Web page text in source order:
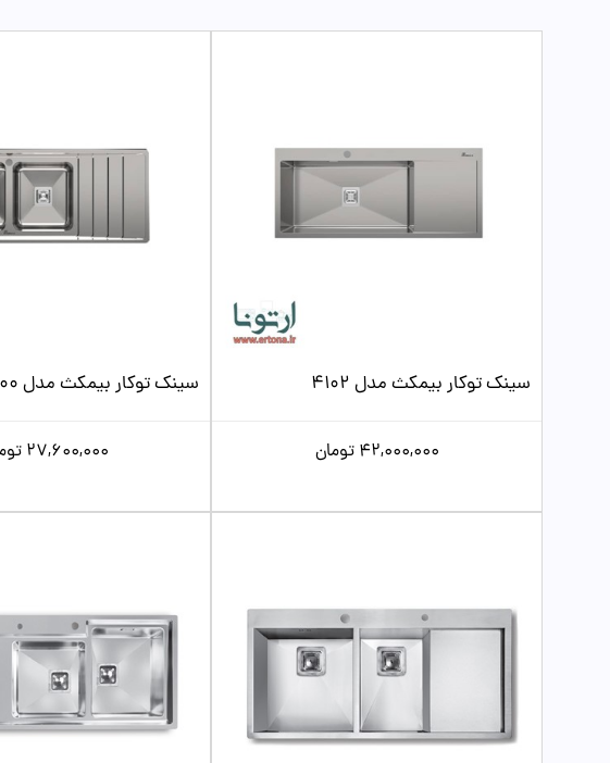
سینک توکار بیمکث مدل 4102
42,000,000 تومان
سینک توکار بیمکث مدل 4400
27,600,000